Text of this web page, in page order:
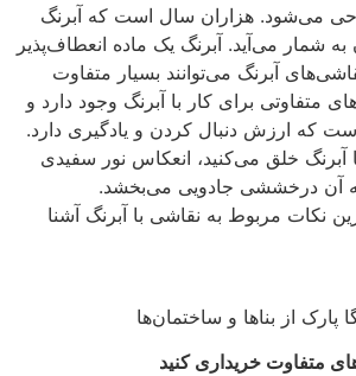
می‌شود. هزاران سال است که آبرنگ
به شمار می‌آید. آبرنگ یک ماده انعطاف‌پذیر
آبرنگ می‌توانند بسیار متفاوت
متفاوتی برای کار با آبرنگ وجود دارد و
که ارزش دنبال کردن و یادگیری دارد.
آبرنگ خلق می‌کنید، انعکاس نور سفیدی
به آن درخششی جادویی می‌بخشد.
نکات مربوط به نقاشی با آبرنگ آشنا
پارک از بناها و ساختمان‌ها